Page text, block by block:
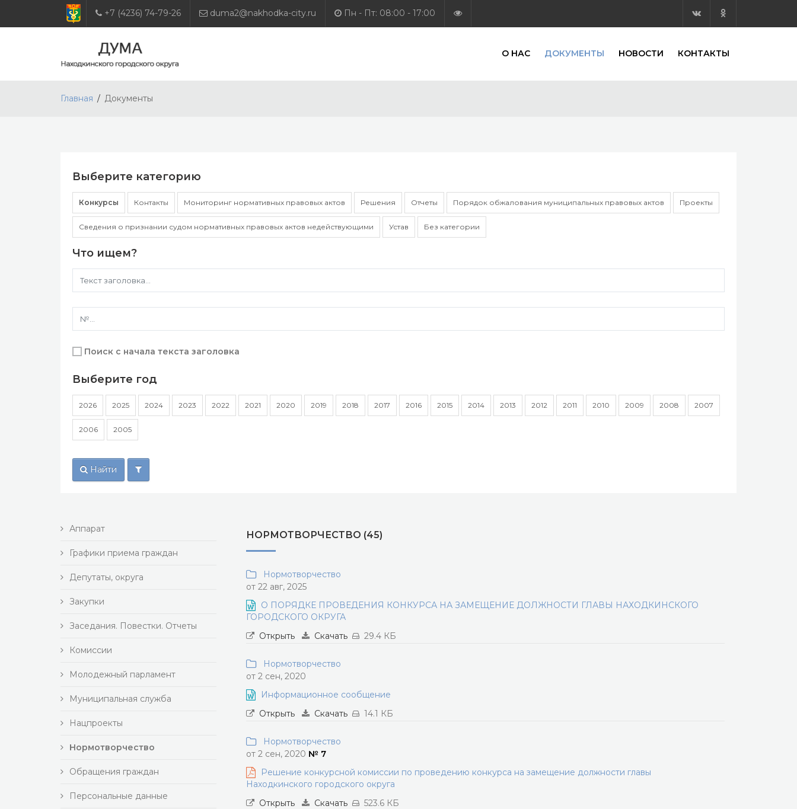
+7 (4236) 74-79-26 duma2@nakhodka-city.ru Пн - Пт: 08:00 - 17:00
О НАС ДОКУМЕНТЫ НОВОСТИ КОНТАКТЫ
Главная Документы
Выберите категорию
Конкурсы Контакты Мониторинг нормативных правовых актов Решения Отчеты Порядок обжалования муниципальных правовых актов Проекты
Сведения о признании судом нормативных правовых актов недействующими Устав Без категории
Что ищем?
Поиск с начала текста заголовка
Выберите год
2026 2025 2024 2023 2022 2021 2020 2019 2018 2017 2016 2015 2014 2013 2012 2011 2010 2009 2008 2007
2006 2005
Найти
Аппарат
Графики приема граждан
Депутаты, округа
Закупки
Заседания. Повестки. Отчеты
Комиссии
Молодежный парламент
Муниципальная служба
Нацпроекты
Нормотворчество
Обращения граждан
Персональные данные
НОРМОТВОРЧЕСТВО (45)
Нормотворчество
от 22 авг, 2025
О ПОРЯДКЕ ПРОВЕДЕНИЯ КОНКУРСА НА ЗАМЕЩЕНИЕ ДОЛЖНОСТИ ГЛАВЫ НАХОДКИНСКОГО
ГОРОДСКОГО ОКРУГА
Открыть
Скачать 29.4 КБ
Нормотворчество
от 2 сен, 2020
Информационное сообщение
Открыть
Скачать 14.1 КБ
Нормотворчество
от 2 сен, 2020 № 7
Решение конкурсной комиссии по проведению конкурса на замещение должности главы
Находкинского городского округа
Открыть
Скачать 523.6 КБ